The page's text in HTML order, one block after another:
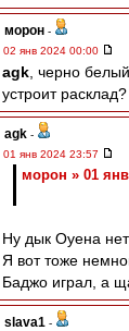
морон -
02 янв 2024 00:00
agk , черно
устроит расклад?
agk -
01 янв 2024 23:57
морон » 01 янв
Ну дык Оуена
Я вот тоже
Баджо играл, а
slava1 -